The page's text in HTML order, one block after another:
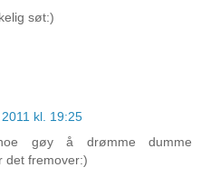
søt:)
kl. 19:25
gøy å drømme dumme
det fremover:)